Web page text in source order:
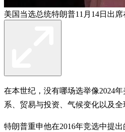
美国当选总统特朗普11月14日出
在本世纪，没有哪场选举像2024
系、贸易与投资、气候变化以及
特朗普重申他在2016年竞选中提